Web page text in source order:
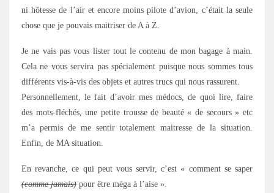
ni hôtesse de l’air et encore moins pilote d’avion, c’était la seule
chose que je pouvais maitriser de A à Z.
Je ne vais pas vous lister tout le contenu de mon bagage à main.
Cela ne vous servira pas spécialement puisque nous sommes tous
différents vis-à-vis des objets et autres trucs qui nous rassurent.
Personnellement, le fait d’avoir mes médocs, de quoi lire, faire
des mots-fléchés, une petite trousse de beauté « de secours » etc
m’a permis de me sentir totalement maitresse de la situation.
Enfin, de MA situation.
En revanche, ce qui peut vous servir, c’est « comment se saper
(comme jamais) pour être méga à l’aise ».